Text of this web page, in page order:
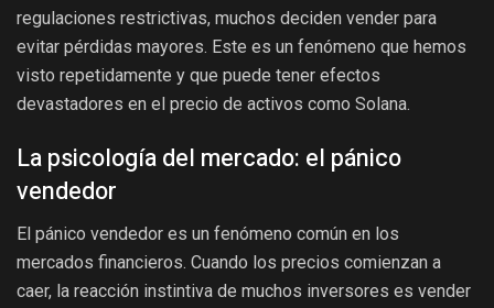
regulaciones restrictivas, muchos deciden vender para
evitar pérdidas mayores. Este es un fenómeno que hemos
visto repetidamente y que puede tener efectos
devastadores en el precio de activos como Solana.
La psicología del mercado: el pánico
vendedor
El pánico vendedor es un fenómeno común en los
mercados financieros. Cuando los precios comienzan a
caer, la reacción instintiva de muchos inversores es vender